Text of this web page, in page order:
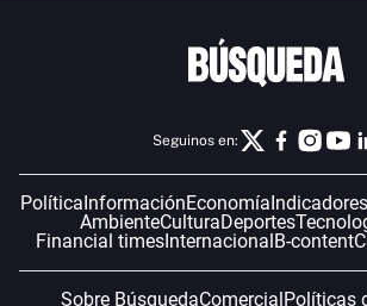
Seguinos en:
PolíticaInformaciónEconomía
AmbienteCulturaDeportes
Financial timesInternacionalB-content
Sobre BúsquedaComercialPolíticas